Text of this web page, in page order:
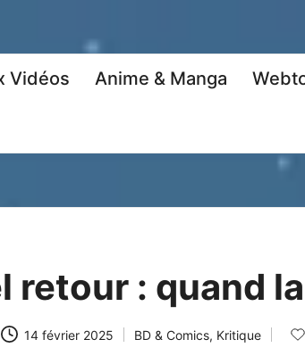
Vidéos Anime & Manga
retour : quand
14 février 2025
Posted
BD & Comics, Kritique